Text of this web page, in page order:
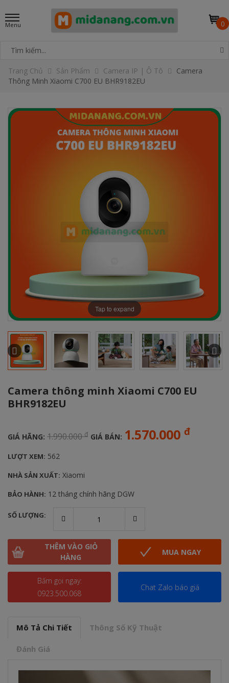
0
Trang Chủ Sản Phẩm Camera IP | Ô Tô
Camera
Thông Minh Xiaomi C700 EU BHR9182EU
Tap to expand
Camera thông minh Xiaomi C700 EU
BHR9182EU
GIÁ HÃNG: 1.990.000đ GIÁ BÁN: 1.570.000 đ
LƯỢT XEM: 562
NHÀ SẢN XUẤT: Xiaomi
BẢO HÀNH: 12 tháng chính hãng DGW
SỐ LƯỢNG:
THÊM VÀO GIỎ
HÀNG
MUA NGAY
Bấm gọi ngay:
0923.500.068
Chat Zalo báo giá
Mô Tả Chi Tiết Thông Số Kỹ Thuật
Đánh Giá